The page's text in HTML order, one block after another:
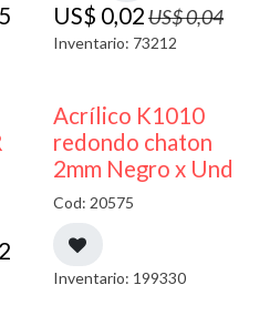
US$ 0,02US$0,04
Inventario: 73212
50% DESCUENTO
Acrílico K1010
redondo chaton
2mm Negro x Und
Cod: 20575
Inventario: 199330